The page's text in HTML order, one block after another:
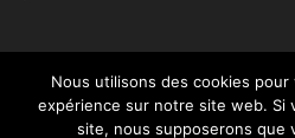
Nous utilisons des cookies pour
expérience sur notre site web. Si
site, nous supposerons que